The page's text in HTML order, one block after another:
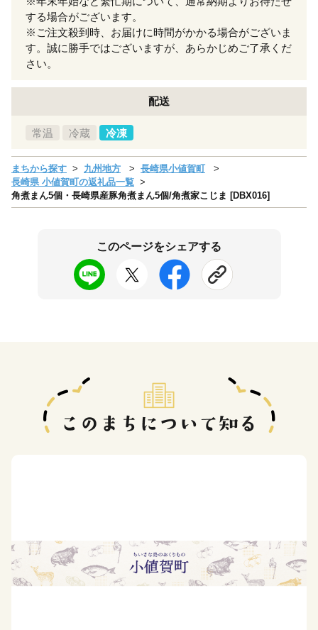
する場合がございます。
※ご注文殺到時、お届けに時間がかかる場合がございま
す。誠に勝手ではございますが、あらかじめご了承くだ
さい。
配送
常温 冷蔵 冷凍
まちから探す 九州地方
長崎県小値賀町
長崎県 小値賀町の返礼品一覧
角煮まん5個・長崎県産豚角煮まん5個/角煮家こじま [DBX016]
このページをシェアする